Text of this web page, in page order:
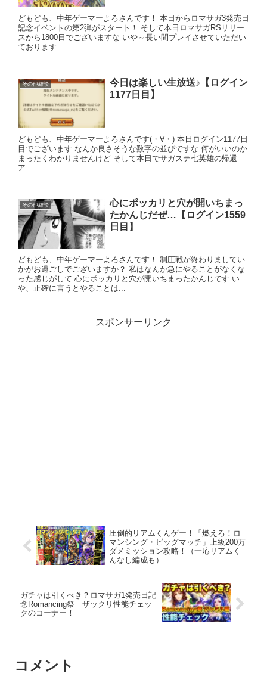
どもども、中年ゲーマーよろさんです！ 本日からロマサガ3発売日
記念イベントの第2弾がスタート！ そして本日ロマサガRSリリー
スから1800日でございますな いや～長い間プレイさせていただい
ております ...
その他雑談
今日は楽しい生放送♪【ログイン
1177日目】
どもども、中年ゲーマーよろさんです(・∀・) 本日ログイン1177日
目でございます なんか良さそうな数字の並びですな 何がいいのか
まったくわかりませんけど そして本日でサガステ七英雄の帰還
ア...
その他雑談
心にポッカリと穴が開いちまっ
たかんじだぜ…【ログイン1559
日目】
どもども、中年ゲーマーよろさんです！ 制圧戦が終わりましてい
かがお過ごしでございますか？ 私はなんか急にやることがなくな
った感じがして 心にポッカリと穴が開いちまったかんじです い
や、正確に言うとやることは...
スポンサーリンク
圧倒的リアムくんゲー！「燃えろ！ロ
マンシング・ビッグマッチ」上級200万
ダメミッション攻略！（一応リアムく
んなし編成も）
ガチャは引くべき？ロマサガ1発売日記
念Romancing祭 ザックリ性能チェッ
クのコーナー！
コメント